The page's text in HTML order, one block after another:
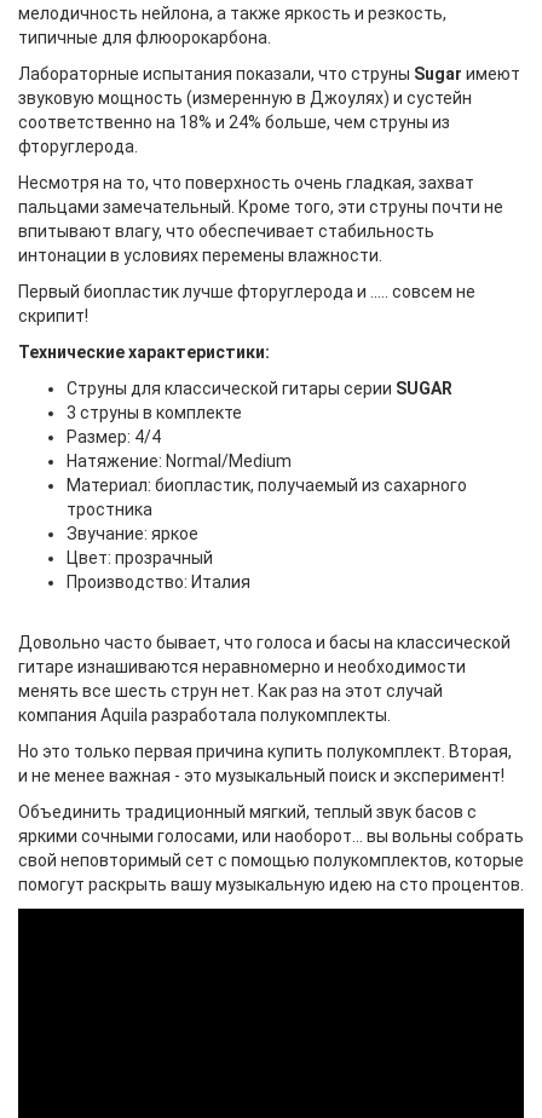
мелодичность нейлона, а также яркость и резкость,
типичные для флюорокарбона.
Лабораторные испытания показали, что струны Sugar имеют
звуковую мощность (измеренную в Джоулях) и сустейн
соответственно на 18% и 24% больше, чем струны из
фторуглерода.
Несмотря на то, что поверхность очень гладкая, захват
пальцами замечательный. Кроме того, эти струны почти не
впитывают влагу, что обеспечивает стабильность
интонации в условиях перемены влажности.
Первый биопластик лучше фторуглерода и ..... совсем не
скрипит!
Технические характеристики:
Струны для классической гитары серии SUGAR
3 струны в комплекте
Размер: 4/4
Натяжение: Normal/Medium
Материал: биопластик, получаемый из сахарного
тростника
Звучание: яркое
Цвет: прозрачный
Производство: Италия
Довольно часто бывает, что голоса и басы на классической
гитаре изнашиваются неравномерно и необходимости
менять все шесть струн нет. Как раз на этот случай
компания Aquila разработала полукомплекты.
Но это только первая причина купить полукомплект. Вторая,
и не менее важная - это музыкальный поиск и эксперимент!
Объединить традиционный мягкий, теплый звук басов с
яркими сочными голосами, или наоборот... вы вольны собрать
свой неповторимый сет с помощью полукомплектов, которые
помогут раскрыть вашу музыкальную идею на сто процентов.